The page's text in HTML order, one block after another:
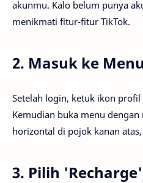
akunmu. Kalo belum punya
menikmati fitur-fitur TikTok.
2. Masuk ke
Setelah login, ketuk ikon
Kemudian buka menu
horizontal di pojok kanan
3. Pilih 'Recharge'